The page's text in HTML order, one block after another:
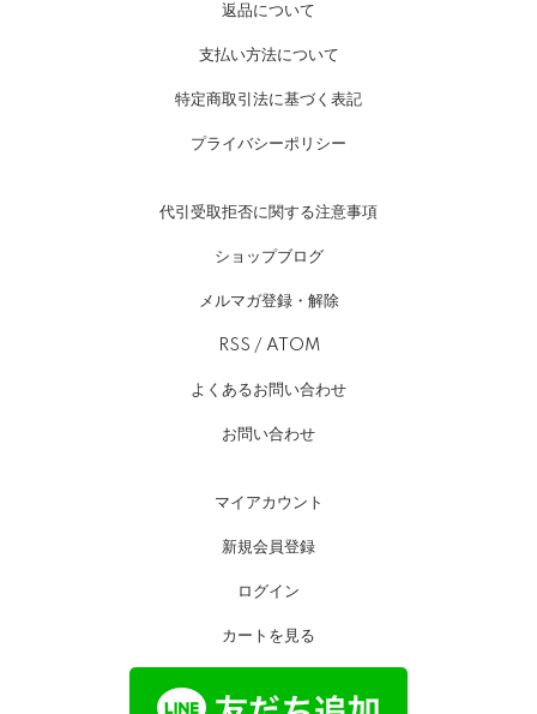
返品について
支払い方法について
特定商取引法に基づく表記
プライバシーポリシー
代引受取拒否に関する注意事項
ショップブログ
メルマガ登録・解除
RSS / ATOM
よくあるお問い合わせ
お問い合わせ
マイアカウント
新規会員登録
ログイン
カートを見る